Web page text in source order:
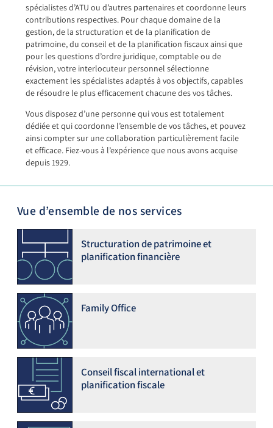
spécialistes d’ATU ou d’autres partenaires et coordonne leurs
contributions respectives. Pour chaque domaine de la
gestion, de la structuration et de la planification de
patrimoine, du conseil et de la planification fiscaux ainsi que
pour les questions d’ordre juridique, comptable ou de
révision, votre interlocuteur personnel sélectionne
exactement les spécialistes adaptés à vos objectifs, capables
de résoudre le plus efficacement chacune des vos tâches.
Vous disposez d’une personne qui vous est totalement
dédiée et qui coordonne l’ensemble de vos tâches, et pouvez
ainsi compter sur une collaboration particulièrement facile
et efficace. Fiez-vous à l’expérience que nous avons acquise
depuis 1929.
Vue d’ensemble de nos services
Structuration de patrimoine et
planification financière
Family Office
Conseil fiscal international et
planification fiscale